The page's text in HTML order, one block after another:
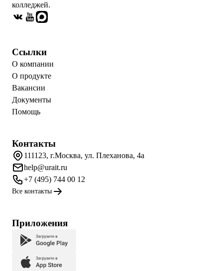
колледжей.
Ссылки
О компании
О продукте
Вакансии
Документы
Помощь
Контакты
111123, г.Москва, ул. Плеханова, 4а
help@urait.ru
+7 (495) 744 00 12
Все контакты
Приложения